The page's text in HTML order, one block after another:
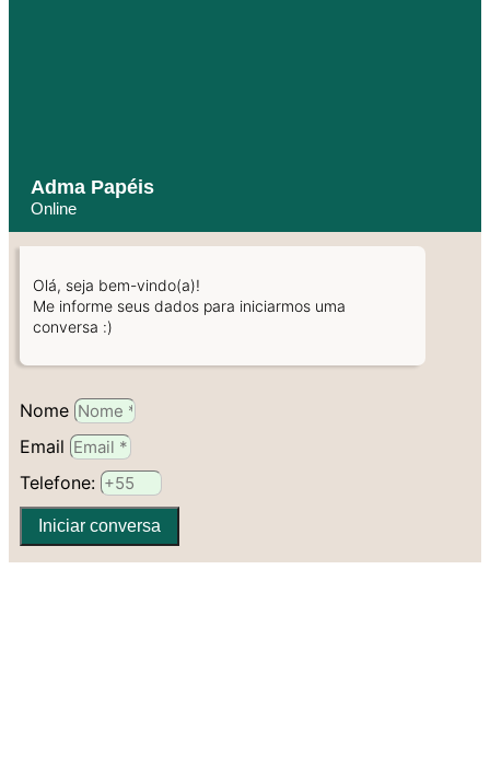
Adma Papéis
Online
Olá, seja bem-vindo(a)!
Me informe seus dados para iniciarmos uma
conversa :)
Nome
Email
Telefone:
Iniciar conversa